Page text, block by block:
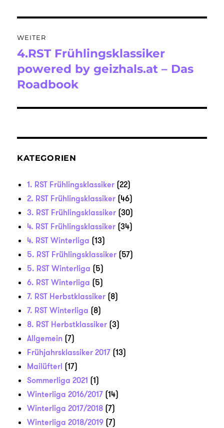
WEITER
Nächster
Beitrag:
4.RST Frühlingsklassiker
powered by geizhals.at – Das
Roadbook
KATEGORIEN
1. RST Frühlingsklassiker (22)
2. RST Frühlingsklassiker (46)
3. RST Frühlingsklassiker (30)
4. RST Frühlingsklassiker (34)
4. RST Winterliga (13)
5. RST Frühlingsklassiker (57)
5. RST Winterliga (5)
6. RST Winterliga (5)
7. RST Herbstklassiker (8)
7. RST Winterliga (8)
8. RST Herbstklassiker (3)
Allgemein (7)
Frühjahrsklassiker 2017 (13)
Mailüfterl (17)
Sommerliga 2021 (1)
Winterliga 2016/2017 (14)
Winterliga 2017/2018 (7)
Winterliga 2018/2019 (7)